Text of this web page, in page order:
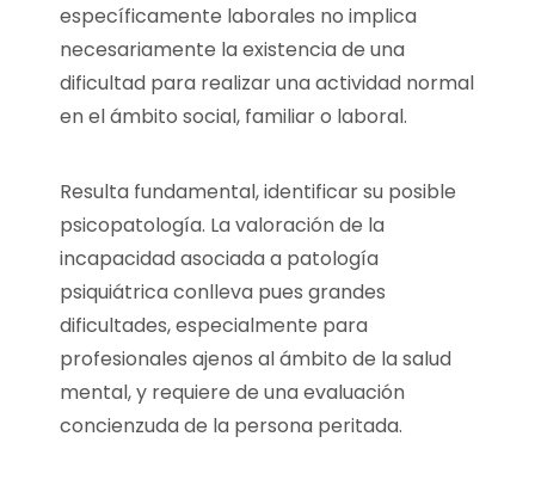
específicamente laborales no implica
necesariamente la existencia de una
dificultad para realizar una actividad normal
en el ámbito social, familiar o laboral.
Resulta fundamental, identificar su posible
psicopatología. La valoración de la
incapacidad asociada a patología
psiquiátrica conlleva pues grandes
dificultades, especialmente para
profesionales ajenos al ámbito de la salud
mental, y requiere de una evaluación
concienzuda de la persona peritada.